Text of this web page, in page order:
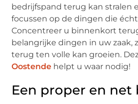
bedrijfspand terug kan stralen
focussen op de dingen die
Concentreer u binnenkort
belangrijke dingen in uw zaak,
terug ten volle kan groeien.
Oostende helpt u waar nodig!
Een proper en net